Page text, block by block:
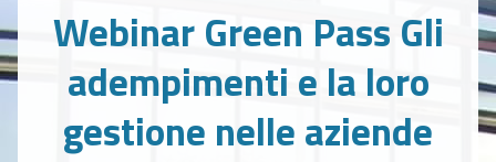
Webinar Green Pass Gli
adempimenti e la loro
gestione nelle aziende